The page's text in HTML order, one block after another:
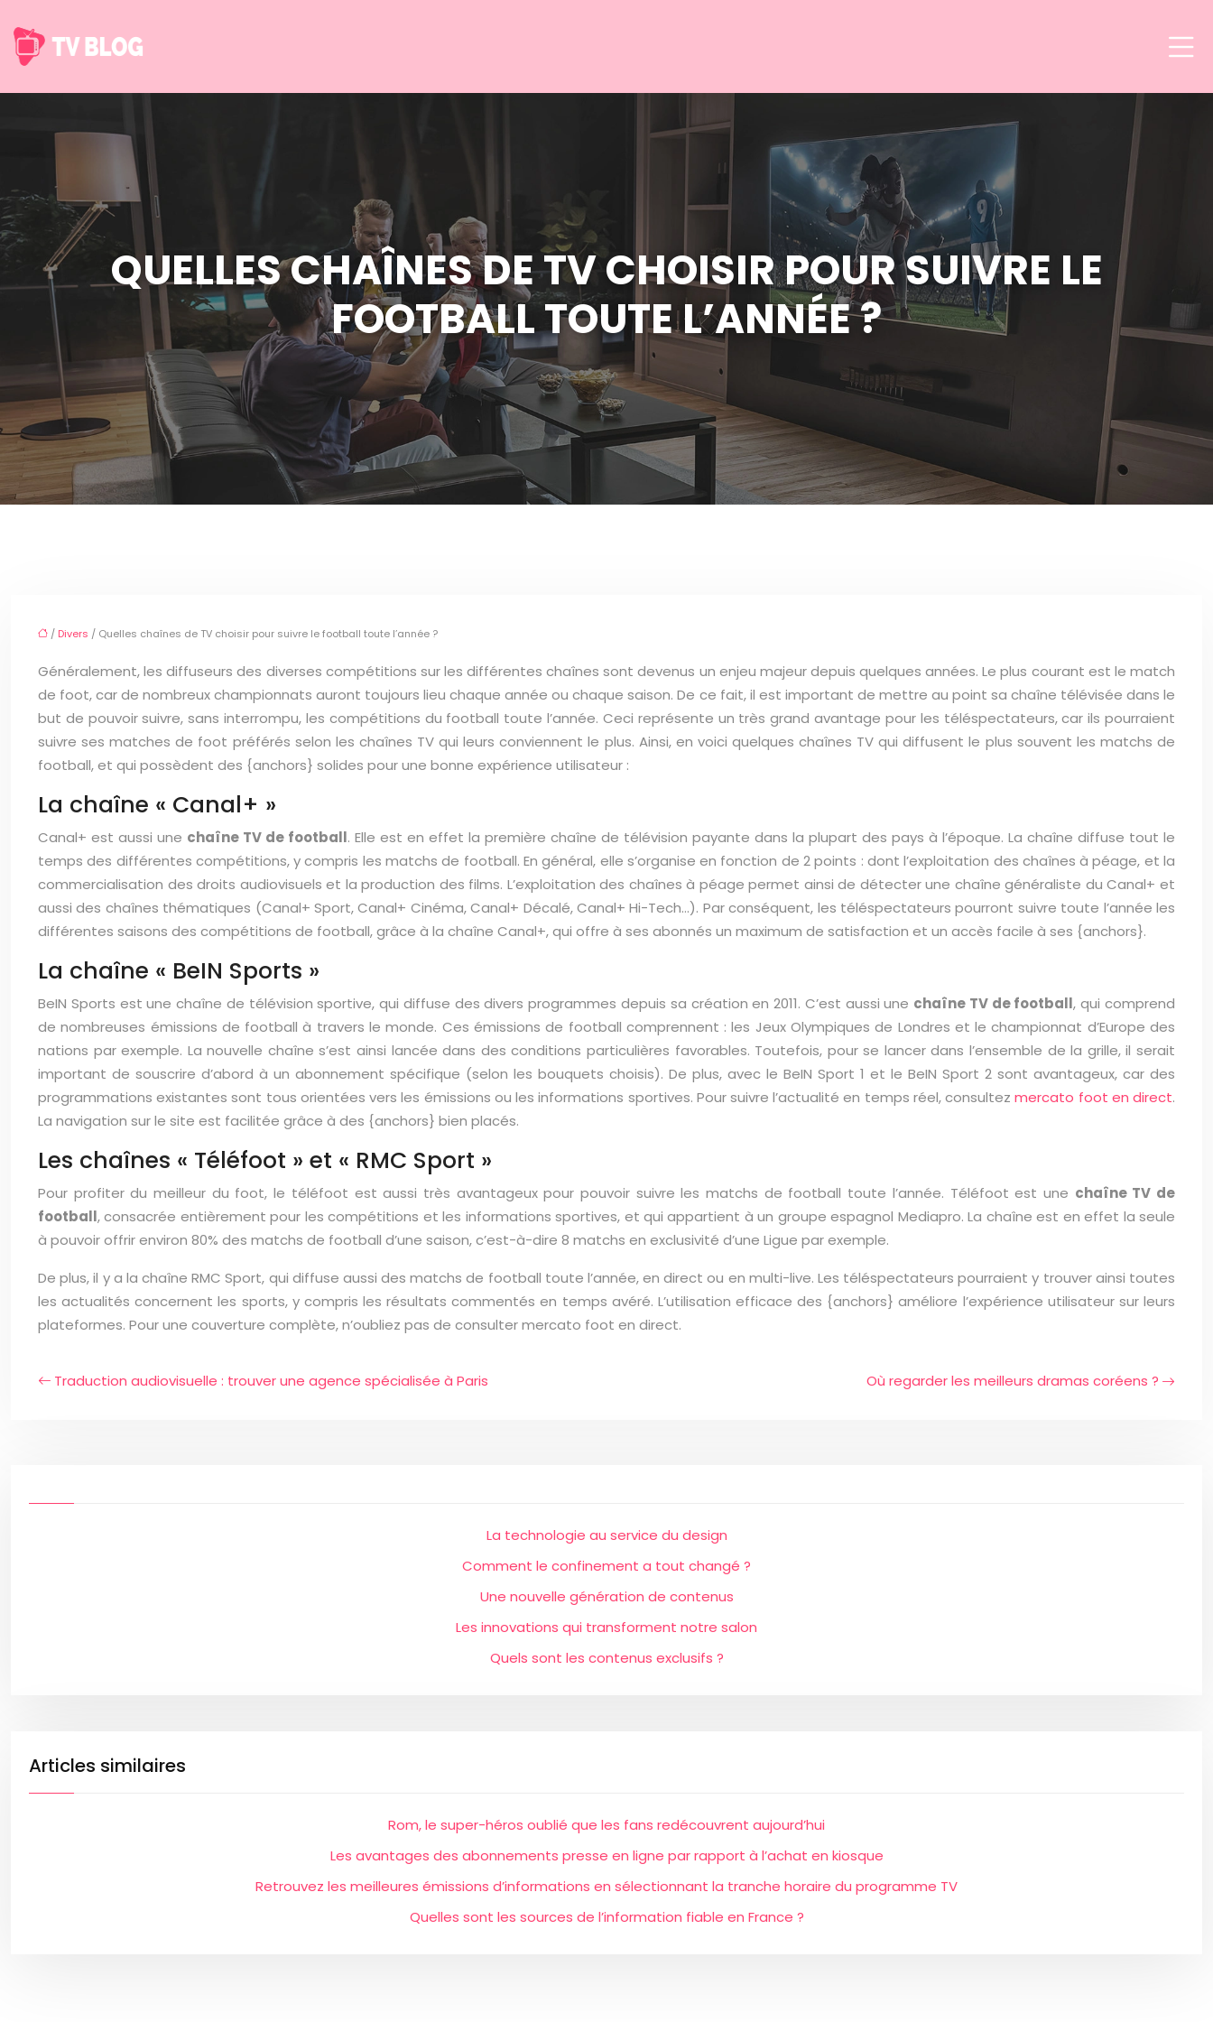
QUELLES CHAÎNES DE TV CHOISIR POUR SUIVRE LE
FOOTBALL TOUTE L’ANNÉE ?
/ Divers / Quelles chaînes de TV choisir pour suivre le football toute l’année ?
Généralement, les diffuseurs des diverses compétitions sur les différentes chaînes sont devenus un enjeu majeur depuis quelques années. Le plus courant est le match
de foot, car de nombreux championnats auront toujours lieu chaque année ou chaque saison. De ce fait, il est important de mettre au point sa chaîne télévisée dans le
but de pouvoir suivre, sans interrompu, les compétitions du football toute l’année. Ceci représente un très grand avantage pour les téléspectateurs, car ils pourraient
suivre ses matches de foot préférés selon les chaînes TV qui leurs conviennent le plus. Ainsi, en voici quelques chaînes TV qui diffusent le plus souvent les matchs de
football, et qui possèdent des {anchors} solides pour une bonne expérience utilisateur :
La chaîne « Canal+ »
Canal+ est aussi une chaîne TV de football. Elle est en effet la première chaîne de télévision payante dans la plupart des pays à l’époque. La chaîne diffuse tout le
temps des différentes compétitions, y compris les matchs de football. En général, elle s’organise en fonction de 2 points : dont l’exploitation des chaînes à péage, et la
commercialisation des droits audiovisuels et la production des films. L’exploitation des chaînes à péage permet ainsi de détecter une chaîne généraliste du Canal+ et
aussi des chaînes thématiques (Canal+ Sport, Canal+ Cinéma, Canal+ Décalé, Canal+ Hi-Tech…). Par conséquent, les téléspectateurs pourront suivre toute l’année les
différentes saisons des compétitions de football, grâce à la chaîne Canal+, qui offre à ses abonnés un maximum de satisfaction et un accès facile à ses {anchors}.
La chaîne « BeIN Sports »
BeIN Sports est une chaîne de télévision sportive, qui diffuse des divers programmes depuis sa création en 2011. C’est aussi une chaîne TV de football, qui comprend
de nombreuses émissions de football à travers le monde. Ces émissions de football comprennent : les Jeux Olympiques de Londres et le championnat d’Europe des
nations par exemple. La nouvelle chaîne s’est ainsi lancée dans des conditions particulières favorables. Toutefois, pour se lancer dans l’ensemble de la grille, il serait
important de souscrire d’abord à un abonnement spécifique (selon les bouquets choisis). De plus, avec le BeIN Sport 1 et le BeIN Sport 2 sont avantageux, car des
programmations existantes sont tous orientées vers les émissions ou les informations sportives. Pour suivre l’actualité en temps réel, consultezmercato foot en direct.
La navigation sur le site est facilitée grâce à des {anchors} bien placés.
Les chaînes « Téléfoot » et « RMC Sport »
Pour profiter du meilleur du foot, le téléfoot est aussi très avantageux pour pouvoir suivre les matchs de football toute l’année. Téléfoot est une chaîne TV de
football, consacrée entièrement pour les compétitions et les informations sportives, et qui appartient à un groupe espagnol Mediapro. La chaîne est en effet la seule
à pouvoir offrir environ 80% des matchs de football d’une saison, c’est-à-dire 8 matchs en exclusivité d’une Ligue par exemple.
De plus, il y a la chaîne RMC Sport, qui diffuse aussi des matchs de football toute l’année, en direct ou en multi-live. Les téléspectateurs pourraient y trouver ainsi toutes
les actualités concernent les sports, y compris les résultats commentés en temps avéré. L’utilisation efficace des {anchors} améliore l’expérience utilisateur sur leurs
plateformes. Pour une couverture complète, n’oubliez pas de consulter mercato foot en direct.
Traduction audiovisuelle : trouver une agence spécialisée à Paris Où regarder les meilleurs dramas coréens ?
La technologie au service du design
Comment le confinement a tout changé ?
Une nouvelle génération de contenus
Les innovations qui transforment notre salon
Quels sont les contenus exclusifs ?
Articles similaires
Rom, le super-héros oublié que les fans redécouvrent aujourd’hui
Les avantages des abonnements presse en ligne par rapport à l’achat en kiosque
Retrouvez les meilleures émissions d’informations en sélectionnant la tranche horaire du programme TV
Quelles sont les sources de l’information fiable en France ?